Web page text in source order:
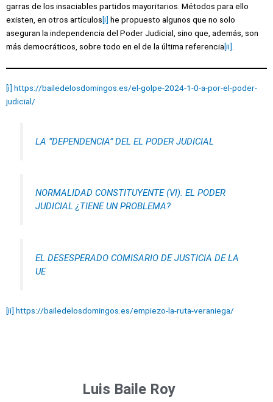
garras de los insaciables partidos mayoritarios. Métodos para ello
existen, en otros artículos[i] he propuesto algunos que no solo
aseguran la independencia del Poder Judicial, sino que, además, son
más democráticos, sobre todo en el de la última referencia[ii]
[i] https://bailedelosdomingos.es/el-golpe-2024-1-0-a-por-el-poder-
judicial/
LA “DEPENDENCIA” DEL EL PODER JUDICIAL
NORMALIDAD CONSTITUYENTE (VI). EL PODER
JUDICIAL ¿TIENE UN PROBLEMA?
EL DESESPERADO COMISARIO DE JUSTICIA DE LA
UE
[ii] https://bailedelosdomingos.es/empiezo-la-ruta-veraniega/
Luis Baile Roy